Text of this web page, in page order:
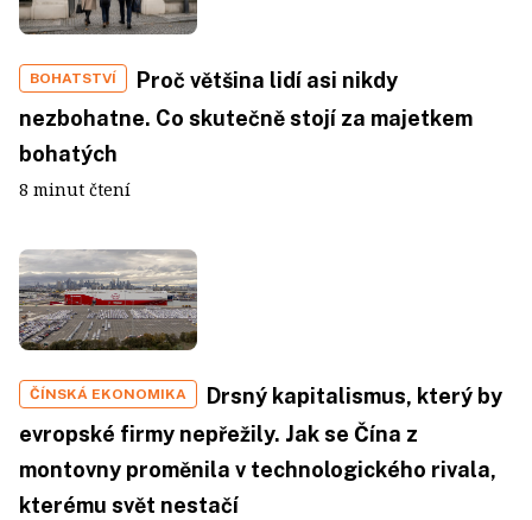
BOHATSTVÍ
Proč většina lidí asi nikdy
nezbohatne. Co skutečně stojí za majetkem
bohatých
8 minut čtení
ČÍNSKÁ EKONOMIKA
Drsný kapitalismus, který by
evropské firmy nepřežily. Jak se Čína z
montovny proměnila v technologického rivala,
kterému svět nestačí